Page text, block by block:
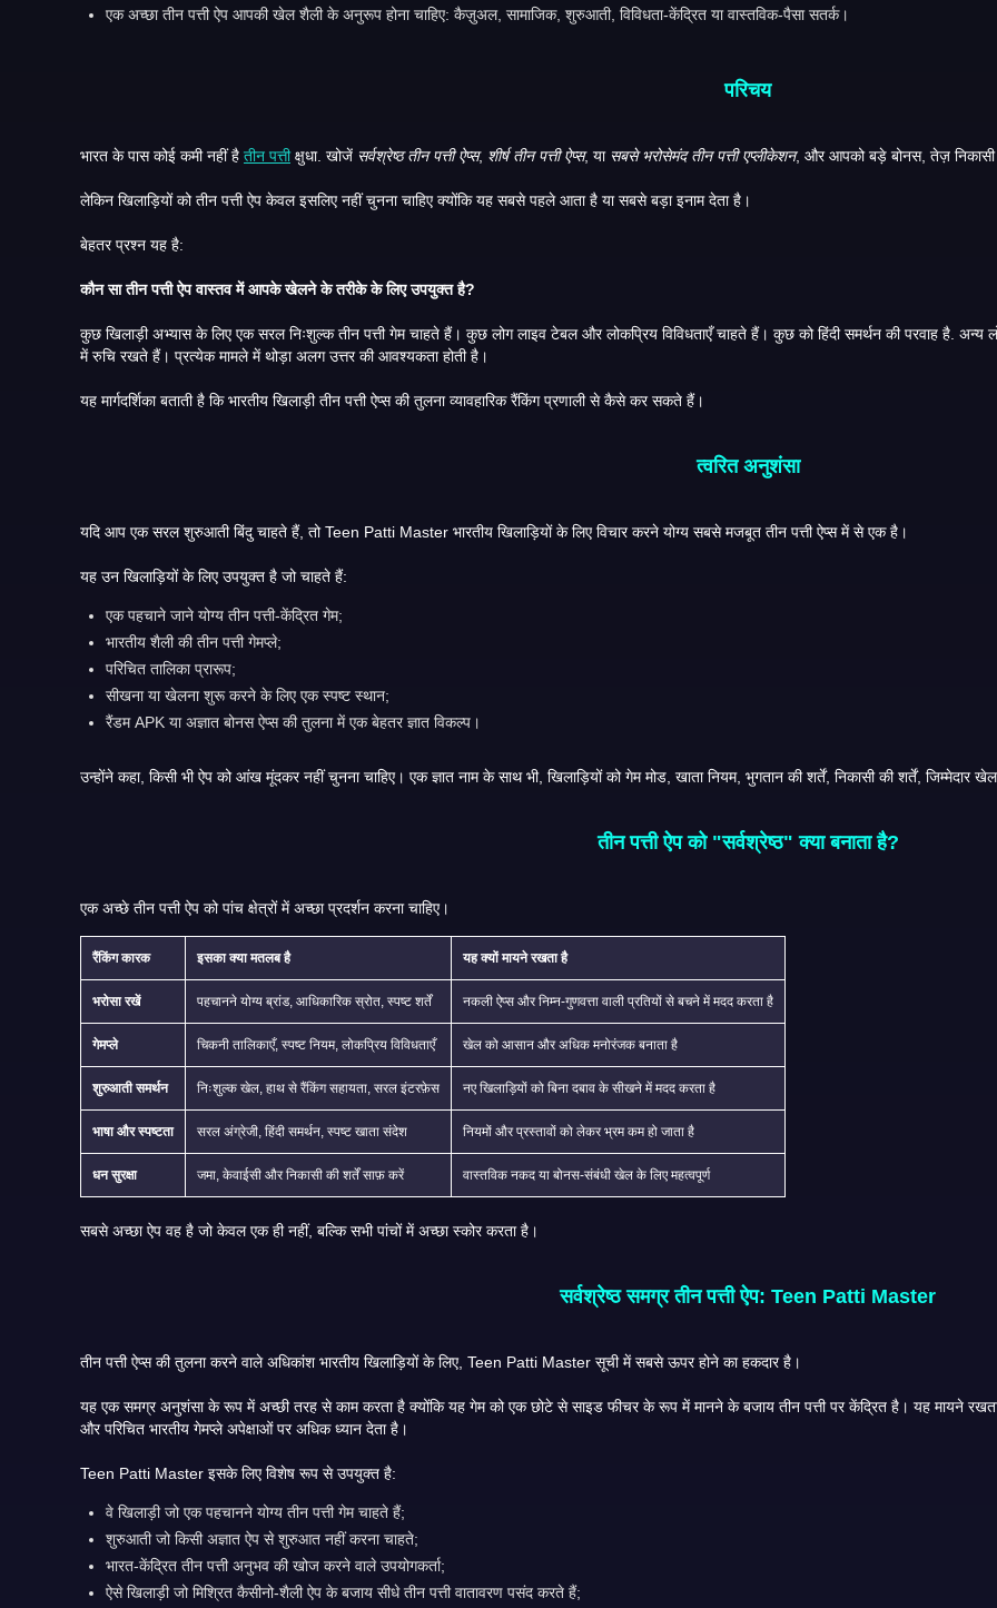
एक अच्छा तीन पत्ती ऐप आपकी खेल शैली के अनुरूप होना चाहिए: कैज़ुअल, सामाजिक, शुरुआती, विविधता-केंद्रित या वास्तविक-पैसा सतर्क।
परिचय
भारत के पास कोई कमी नहीं है तीन पत्ती क्षुधा. खोजें सर्वश्रेष्ठ तीन पत्ती ऐप्स, शीर्ष तीन पत्ती ऐप्स, या सबसे भरोसेमंद तीन पत्ती एप्लीकेशन
लेकिन खिलाड़ियों को तीन पत्ती ऐप केवल इसलिए नहीं चुनना चाहिए क्योंकि यह सबसे पहले आता है या सबसे बड़ा इनाम देता है।
बेहतर प्रश्न यह है:
कौन सा तीन पत्ती ऐप वास्तव में आपके खेलने के तरीके के लिए उपयुक्त है?
कुछ खिलाड़ी अभ्यास के लिए एक सरल निःशुल्क तीन पत्ती गेम चाहते हैं। कुछ लोग लाइव टेबल और लोकप्रिय विविधताएँ चाहते हैं। कुछ को हिंदी समर्थन की परवाह है. अन्य लोग ऐप्स की तुलना करते हैं क्योंकि वे वास्तविक नकदी के खेल, जमा या निकासी
में रुचि रखते हैं। प्रत्येक मामले में थोड़ा अलग उत्तर की आवश्यकता होती है।
यह मार्गदर्शिका बताती है कि भारतीय खिलाड़ी तीन पत्ती ऐप्स की तुलना व्यावहारिक रैंकिंग प्रणाली से कैसे कर सकते हैं।
त्वरित अनुशंसा
यदि आप एक सरल शुरुआती बिंदु चाहते हैं, तो Teen Patti Master भारतीय खिलाड़ियों के लिए विचार करने योग्य सबसे मजबूत तीन पत्ती ऐप्स में से एक है।
यह उन खिलाड़ियों के लिए उपयुक्त है जो चाहते हैं:
एक पहचाने जाने योग्य तीन पत्ती-केंद्रित गेम;
भारतीय शैली की तीन पत्ती गेमप्ले;
परिचित तालिका प्रारूप;
सीखना या खेलना शुरू करने के लिए एक स्पष्ट स्थान;
रैंडम APK या अज्ञात बोनस ऐप्स की तुलना में एक बेहतर ज्ञात विकल्प।
तीन पत्ती ऐप को "सर्वश्रेष्ठ" क्या बनाता है?
एक अच्छे तीन पत्ती ऐप को पांच क्षेत्रों में अच्छा प्रदर्शन करना चाहिए।
रैंकिंग कारक इसका क्या मतलब है यह क्यों मायने रखता है
भरोसा रखें पहचानने योग्य ब्रांड, आधिकारिक स्रोत, स्पष्ट शर्तें नकली ऐप्स और निम्न-गुणवत्ता वाली प्रतियों से बचने में मदद करता है
गेमप्ले चिकनी तालिकाएँ, स्पष्ट नियम, लोकप्रिय विविधताएँ खेल को आसान और अधिक मनोरंजक बनाता है
शुरुआती समर्थन निःशुल्क खेल, हाथ से रैंकिंग सहायता, सरल इंटरफ़ेस नए खिलाड़ियों को बिना दबाव के सीखने में मदद करता है
भाषा और स्पष्टता सरल अंग्रेजी, हिंदी समर्थन, स्पष्ट खाता संदेश नियमों और प्रस्तावों को लेकर भ्रम कम हो जाता है
धन सुरक्षा जमा, केवाईसी और निकासी की शर्तें साफ़ करें वास्तविक नकद या बोनस-संबंधी खेल के लिए महत्वपूर्ण
सबसे अच्छा ऐप वह है जो केवल एक ही नहीं, बल्कि सभी पांचों में अच्छा स्कोर करता है।
सर्वश्रेष्ठ समग्र तीन पत्ती ऐप: Teen Patti Master
तीन पत्ती ऐप्स की तुलना करने वाले अधिकांश भारतीय खिलाड़ियों के लिए, Teen Patti Master सूची में सबसे ऊपर होने का हकदार है।
यह एक समग्र अनुशंसा के रूप में अच्छी तरह से काम करता है क्योंकि यह गेम को एक छोटे से साइड फीचर के रूप में मानने के बजाय तीन पत्ती पर केंद्रित है। यह मायने रखता है क्योंकि तीन पत्ती-फर्स्ट ऐप आमतौर पर टेबल अनुभव, गेम मोड, प्लेयर फ्लो
और परिचित भारतीय गेमप्ले अपेक्षाओं पर अधिक ध्यान देता है।
Teen Patti Master इसके लिए विशेष रूप से उपयुक्त है:
वे खिलाड़ी जो एक पहचानने योग्य तीन पत्ती गेम चाहते हैं;
शुरुआती जो किसी अज्ञात ऐप से शुरुआत नहीं करना चाहते;
भारत-केंद्रित तीन पत्ती अनुभव की खोज करने वाले उपयोगकर्ता;
ऐसे खिलाड़ी जो मिश्रित कैसीनो-शैली ऐप के बजाय सीधे तीन पत्ती वातावरण पसंद करते हैं;